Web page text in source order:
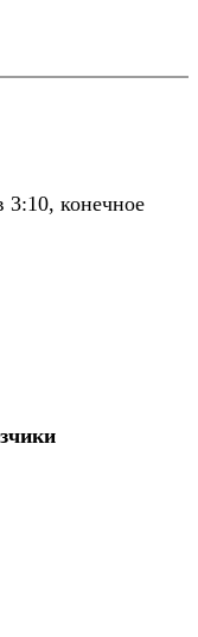
3:10, конечное